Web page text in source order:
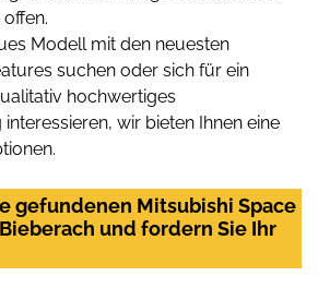
Modell mit den neuesten
suchen oder sich für ein
hochwertiges
wir bieten Ihnen eine
gefundenen Mitsubishi Space
und fordern Sie Ihr